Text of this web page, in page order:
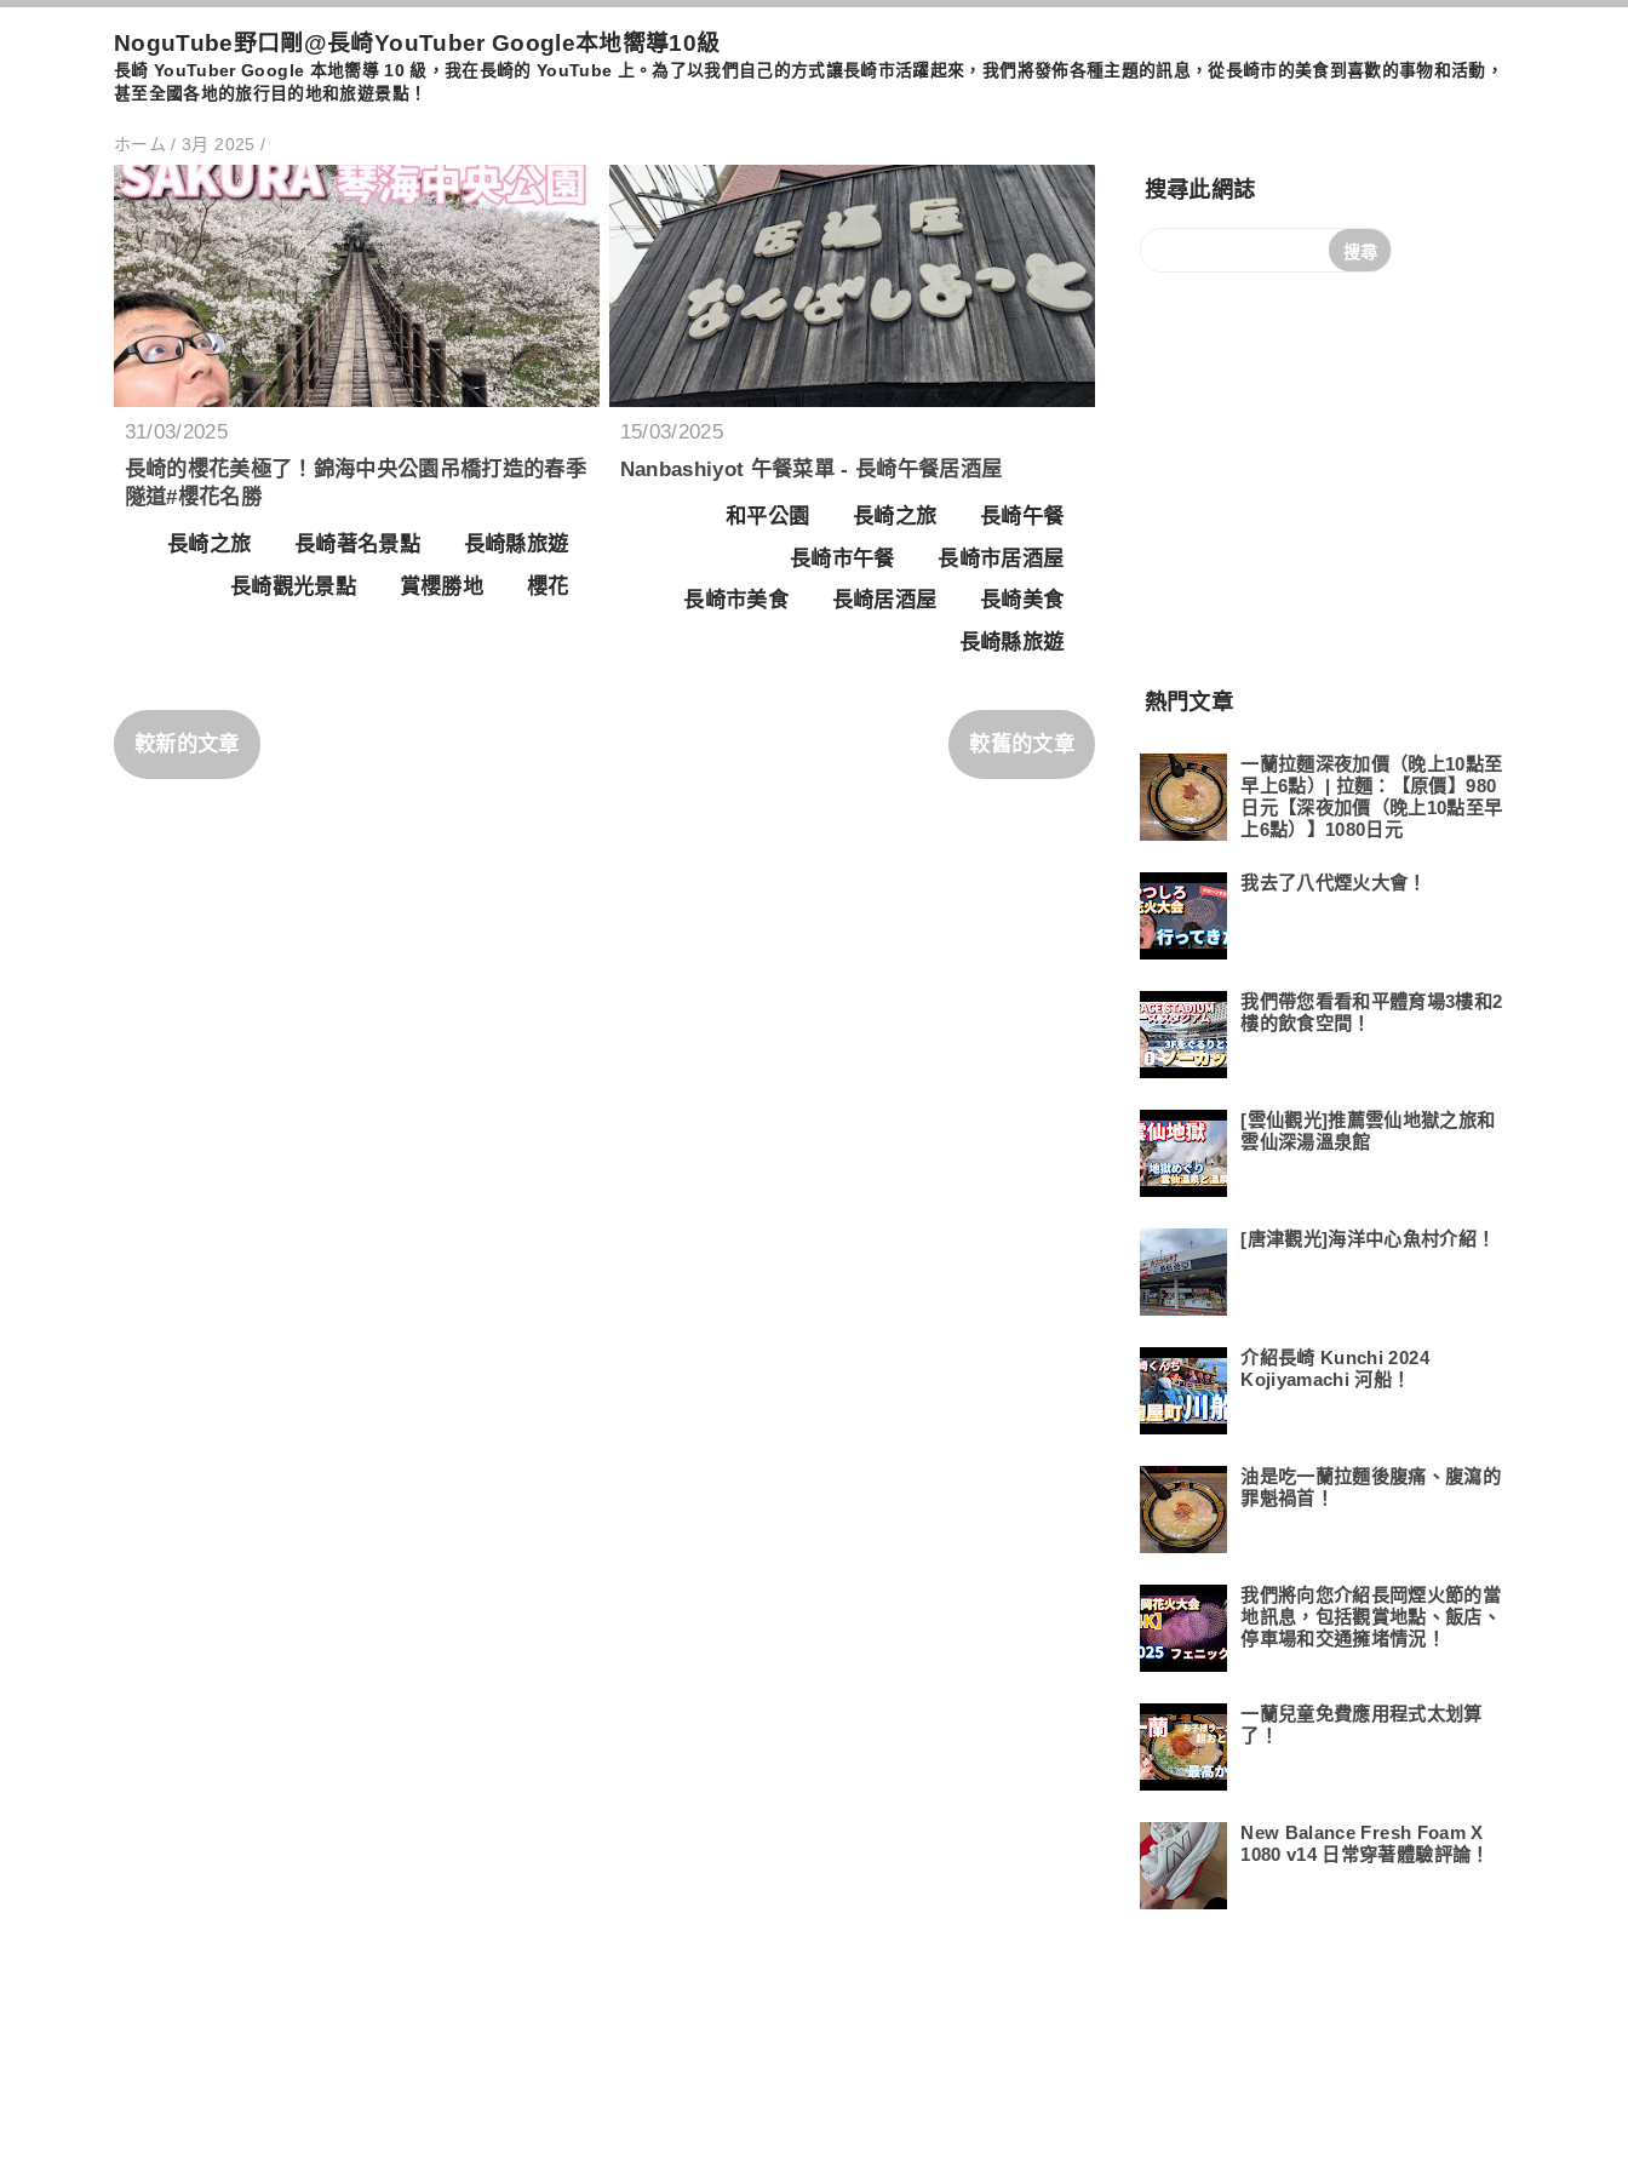
NoguTube野口剛@長崎YouTuber Google本地嚮導10級
長崎 YouTuber Google 本地嚮導 10 級，​​我在長崎的 YouTube 上。為了以我們自己的方式讓長崎市活躍起來，我們將發佈各種主題的訊息，從長崎市的美食到喜歡的事物和活動，
甚至全國各地的旅行目的地和旅遊景點！
ホーム /3月 2025 /
31/03/2025
長崎的櫻花美極了！錦海中央公園吊橋打造的春季
隧道#櫻花名勝
長崎之旅 長崎著名景點
長崎縣旅遊
長崎觀光景點
賞櫻勝地 櫻花
15/03/2025
Nanbashiyot 午餐菜單 - 長崎午餐居酒屋
和平公園 長崎之旅
長崎午餐
長崎市午餐
長崎市居酒屋
長崎市美食
長崎居酒屋
長崎美食
長崎縣旅遊
較新的文章 較舊的文章
搜尋此網誌
熱門文章
一蘭拉麵深夜加價（晚上10點至
早上6點）| 拉麵：【原價】980
日元【深夜加價（晚上10點至早
上6點）】1080日元
我去了八代煙火大會！
我們帶您看看和平體育場3樓和2
樓的飲食空間！
[雲仙觀光]推薦雲仙地獄之旅和
雲仙深湯溫泉館
[唐津觀光]海洋中心魚村介紹！
介紹長崎 Kunchi 2024
Kojiyamachi 河船！
油是吃一蘭拉麵後腹痛、腹瀉的
罪魁禍首！
我們將向您介紹長岡煙火節的當
地訊息，包括觀賞地點、飯店、
停車場和交通擁堵情況！
一蘭兒童免費應用程式太划算
了！
New Balance Fresh Foam X
1080 v14 日常穿著體驗評論！